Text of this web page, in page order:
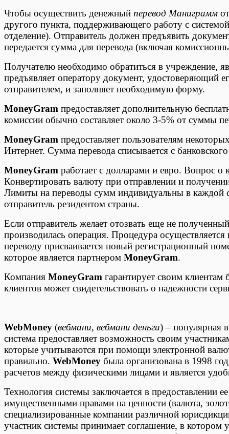
Чтобы осуществить денежный перевод Маниграмм
другого пункта, поддерживающего работу с
отделение). Отправитель должен предъявить
передается сумма для перевода (включая
Получателю необходимо обратиться в учреждение,
предъявляет оператору документ, удостоверяющий
отправителем, и заполняет необходимую форму.
MoneyGram предоставляет дополнительную
комиссии обычно составляет около 3-5% от суммы
MoneyGram предоставляет пользователям
Интернет. Сумма перевода списывается с банковского
MoneyGram работает с долларами и евро. Вопрос о
Конвертировать валюту при отправлении и
Лимиты на переводы сумм индивидуальны в каждой
отправитель резидентом страны.
Если отправитель желает отозвать еще не
производилась операция. Процедура
переводу присваивается новый регистрационный
которое является партнером MoneyGram.
Компания MoneyGram гарантирует своим клиентам
клиентов может свидетельствовать о надежности
WebMoney (вебмани, вебмани деньги) – популярная
система предоставляет возможность своим
которые учитываются при помощи электронной
правильно. WebMoney была организована в 1998
расчетов между физическими лицами и является
Технология системы заключается в предоставлении
имущественными правами на ценности (валюта,
специализированные компании различной
участник системы принимает соглашение, в